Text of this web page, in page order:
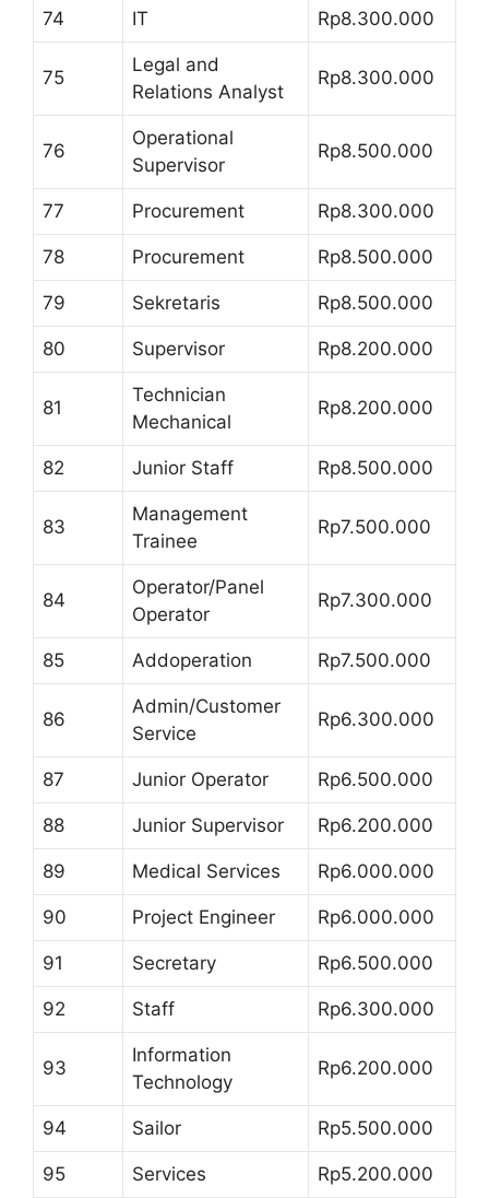
74 IT Rp8.300.000
75
Legal and
Relations Analyst
Rp8.300.000
76
Operational
Supervisor
Rp8.500.000
77 Procurement Rp8.300.000
78 Procurement Rp8.500.000
79 Sekretaris Rp8.500.000
80 Supervisor Rp8.200.000
81
Technician
Mechanical
Rp8.200.000
82 Junior Staff Rp8.500.000
83
Management
Trainee
Rp7.500.000
84
Operator/Panel
Operator
Rp7.300.000
85 Addoperation Rp7.500.000
86
Admin/Customer
Service
Rp6.300.000
87 Junior Operator Rp6.500.000
88 Junior Supervisor Rp6.200.000
89 Medical Services Rp6.000.000
90 Project Engineer Rp6.000.000
91 Secretary Rp6.500.000
92 Staff Rp6.300.000
93
Information
Technology
Rp6.200.000
94 Sailor Rp5.500.000
95 Services Rp5.200.000